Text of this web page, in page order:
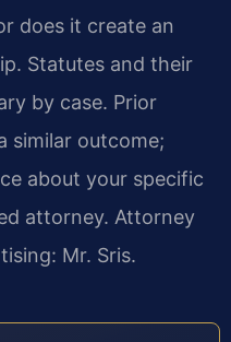
does it create an
Statutes and their
by case. Prior
similar outcome;
about your specific
attorney. Attorney
Mr. Sris.